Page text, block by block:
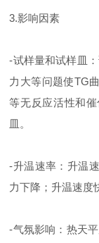
3.影响因素
-试样量和试样皿
力大等问题使TG
等无反应活性和
皿。
-升温速率：升温
力下降；升温速度
-气氛影响：热天